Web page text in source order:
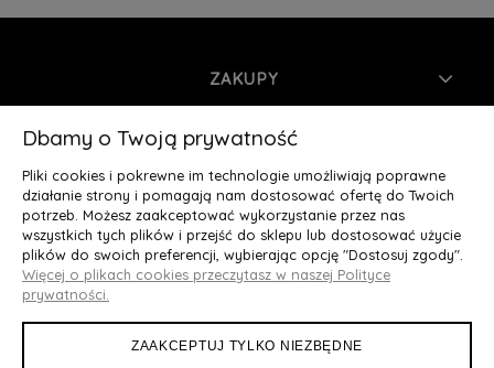
ZAKUPY
INFORMACJE
MOJE KONTO
O NAS
Deluxury.pl
Dbamy o Twoją prywatność
Pliki cookies i pokrewne im technologie umożliwiają poprawne
działanie strony i pomagają nam dostosować ofertę do Twoich
potrzeb. Możesz zaakceptować wykorzystanie przez nas
wszystkich tych plików i przejść do sklepu lub dostosować użycie
plików do swoich preferencji, wybierając opcję "Dostosuj zgody".
Więcej o plikach cookies przeczytasz w naszej Polityce
prywatności.
ZAAKCEPTUJ TYLKO NIEZBĘDNE